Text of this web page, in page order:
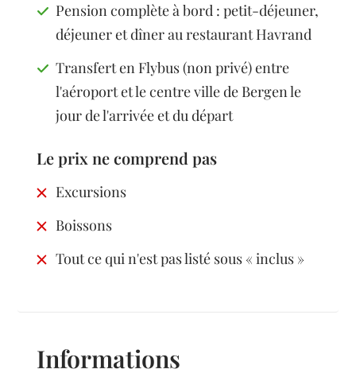
Pension complète à bord : petit-déjeuner,
déjeuner et dîner au restaurant Havrand
Transfert en Flybus (non privé) entre
l'aéroport et le centre ville de Bergen le
jour de l'arrivée et du départ
Le prix ne comprend pas
Excursions
Boissons
Tout ce qui n'est pas listé sous « inclus »
Informations